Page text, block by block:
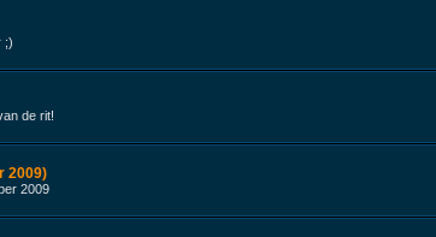
;)
de rit!
2009)
2009